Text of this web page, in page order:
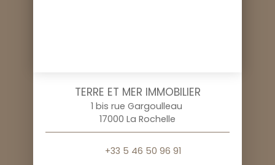
TERRE ET MER IMMOBILIER
1 bis rue Gargoulleau
17000 La Rochelle
+33 5 46 50 96 91